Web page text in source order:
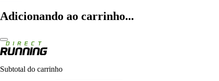
Adicionando ao carrinho...
Subtotal do carrinho